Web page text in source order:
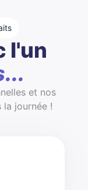
l'un
et nos
journée !